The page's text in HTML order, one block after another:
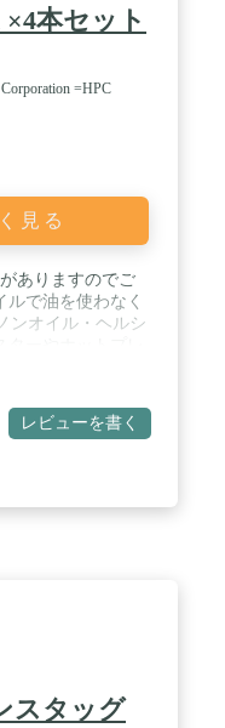
×4本セット
=HPC
見る
ありますのでご
で油を使わなく
ンオイル・ヘルシ
、お餅を焼く際に
長さ10ｍ / 材質:
/ 内容量:4本セッ
:中国 / Amazonブ
レビューを書く
スタッグ